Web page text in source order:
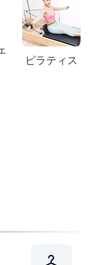
ピラティス